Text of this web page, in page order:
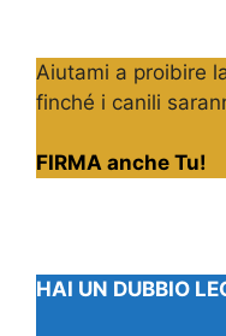
Aiutami a proibire
finché i canili
FIRMA anche Tu!
HAI UN DUBBIO